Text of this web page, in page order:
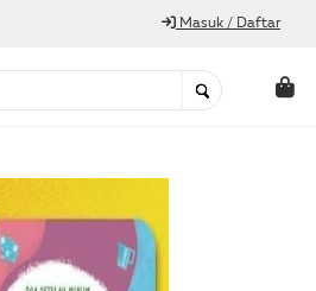
Masuk / Daftar